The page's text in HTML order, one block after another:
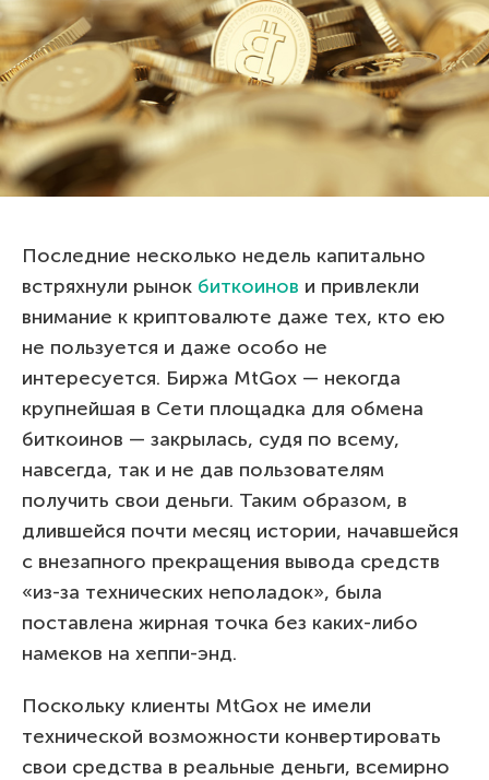
Последние несколько недель капитально
встряхнули рынок биткоинов и привлекли
внимание к криптовалюте даже тех, кто ею
не пользуется и даже особо не
интересуется. Биржа MtGox — некогда
крупнейшая в Сети площадка для обмена
биткоинов — закрылась, судя по всему,
навсегда, так и не дав пользователям
получить свои деньги. Таким образом, в
длившейся почти месяц истории, начавшейся
с внезапного прекращения вывода средств
«из-за технических неполадок», была
поставлена жирная точка без каких-либо
намеков на хеппи-энд.
Поскольку клиенты MtGox не имели
технической возможности конвертировать
свои средства в реальные деньги, всемирно